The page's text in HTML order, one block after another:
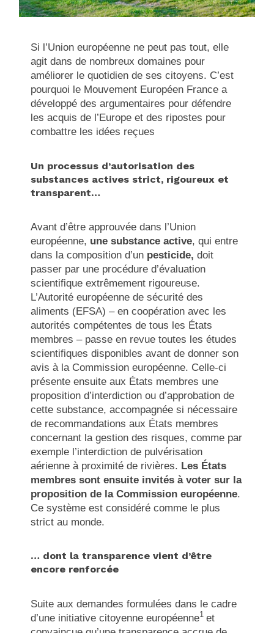
Si l’Union européenne ne peut pas tout, elle
agit dans de nombreux domaines pour
améliorer le quotidien de ses citoyens. C’est
pourquoi le Mouvement Européen France a
développé des argumentaires pour défendre
les acquis de l’Europe et des ripostes pour
combattre les idées reçues
Un processus d’autorisation des
substances actives strict, rigoureux et
transparent…
Avant d’être approuvée dans l’Union
européenne, une substance active, qui entre
dans la composition d’un pesticide, doit
passer par une procédure d’évaluation
scientifique extrêmement rigoureuse.
L’Autorité européenne de sécurité des
aliments (EFSA) – en coopération avec les
autorités compétentes de tous les États
membres – passe en revue toutes les études
scientifiques disponibles avant de donner son
avis à la Commission européenne. Celle-ci
présente ensuite aux États membres une
proposition d’interdiction ou d’approbation de
cette substance, accompagnée si nécessaire
de recommandations aux États membres
concernant la gestion des risques, comme par
exemple l’interdiction de pulvérisation
aérienne à proximité de rivières. Les États
membres sont ensuite invités à voter sur la
proposition de la Commission européenne.
Ce système est considéré comme le plus
strict au monde.
… dont la transparence vient d’être
encore renforcée
Suite aux demandes formulées dans le cadre
d’une initiative citoyenne européenne1 et